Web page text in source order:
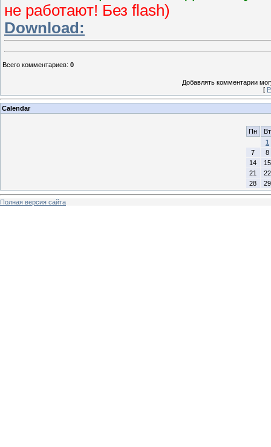
не работают! Без flash)
Download:
Всего комментариев: 0
Добавлять комментарии
[
Calendar
Пн
Вт
1
7
8
14
15
21
22
28
29
Полная версия сайта